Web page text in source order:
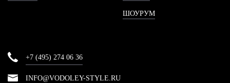
ШОУРУМ
+7 (495) 274 06 36
INFO@VODOLEY-STYLE.RU